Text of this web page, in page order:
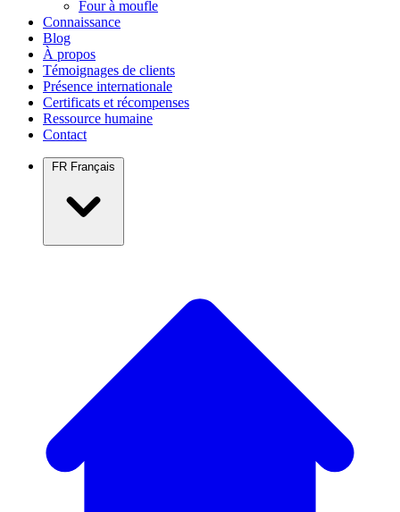
Four à moufle
Connaissance
Blog
À propos
Témoignages de clients
Présence internationale
Certificats et récompenses
Ressource humaine
Contact
FR Français